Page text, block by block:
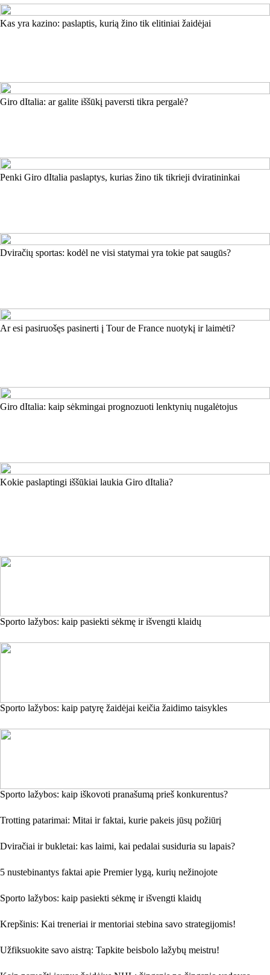
Kas yra kazino: paslaptis, kurią žino tik elitiniai žaidėjai
Giro dItalia: ar galite iššūkį paversti tikra pergalė?
Penki Giro dItalia paslaptys, kurias žino tik tikrieji dviratininkai
Dviračių sportas: kodėl ne visi statymai yra tokie pat saugūs?
Ar esi pasiruošęs pasinerti į Tour de France nuotykį ir laimėti?
Giro dItalia: kaip sėkmingai prognozuoti lenktynių nugalėtojus
Kokie paslaptingi iššūkiai laukia Giro dItalia?
Sporto lažybos: kaip pasiekti sėkmę ir išvengti klaidų
Sporto lažybos: kaip patyrę žaidėjai keičia žaidimo taisykles
Sporto lažybos: kaip iškovoti pranašumą prieš konkurentus?
Trotting patarimai: Mitai ir faktai, kurie pakeis jūsų požiūrį
Dviračiai ir bukletai: kas laimi, kai pedalai susiduria su lapais?
5 nustebinantys faktai apie Premier lygą, kurių nežinojote
Sporto lažybos: kaip pasiekti sėkmę ir išvengti klaidų
Krepšinis: Kai treneriai ir mentoriai stebina savo strategijomis!
Užfiksuokite savo aistrą: Tapkite beisbolo lažybų meistru!